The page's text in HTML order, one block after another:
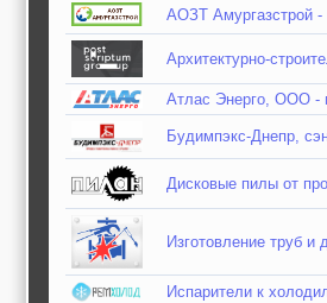
АОЗТ Амургазстрой -
Архитектурно-
Атлас Энерго, ООО -
Будимпэкс-Днепр,
Дисковые пилы от
Изготовление труб
Испарители к